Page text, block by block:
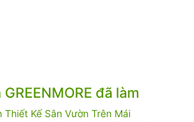
GREENMORE đã làm